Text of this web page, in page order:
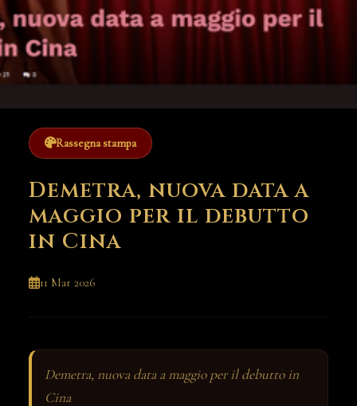
Rassegna stampa
Demetra, nuova data a
maggio per il debutto
in Cina
11 Mar 2026
Demetra, nuova data a maggio per il debutto in
Cina